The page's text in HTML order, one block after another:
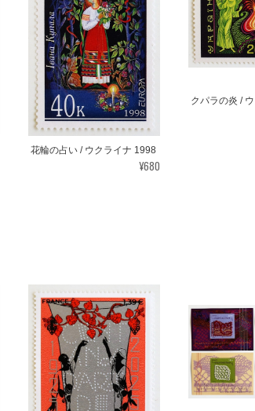
花輪の占い / ウクライナ 1998
¥680
クパラの炎 /